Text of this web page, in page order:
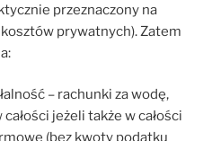
przeznaczony na
kosztów prywatnych). Zatem
– rachunki za wodę,
jeżeli także w całości
(bez kwoty podatku